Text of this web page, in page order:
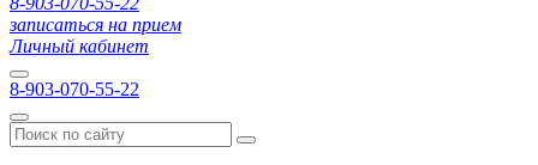
записаться на прием
Личный кабинет
8-903-070-55-22